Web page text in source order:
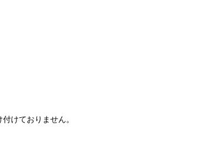
けておりません。